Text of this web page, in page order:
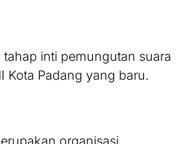
inti pemungutan suara
Kota Padang yang baru.
organisasi